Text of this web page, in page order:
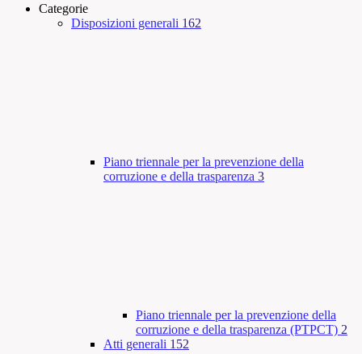
Categorie
Disposizioni generali 162
Piano triennale per la prevenzione della
corruzione e della trasparenza 3
Piano triennale per la prevenzione della
corruzione e della trasparenza (PTPCT) 2
Atti generali 152